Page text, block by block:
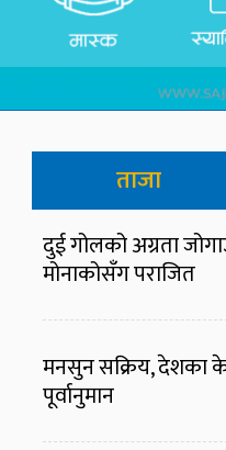
ताजा
दुई गोलको अग्रता
मोनाकोसँग पराजित
मनसुन सक्रिय, देशका
पूर्वानुमान